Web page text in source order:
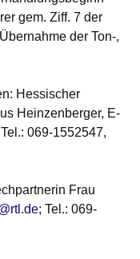
gem. Ziff. 7 der
der Ton-,
: Hessischer
Heinzenberger, E-
069-1552547,
Frau
; Tel.: 069-